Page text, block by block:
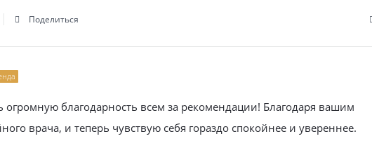
Поделиться
огромную благодарность всем за рекомендации! Благодаря вашим
врача, и теперь чувствую себя гораздо спокойнее и увереннее.